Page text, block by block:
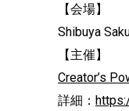
【会場】
Shibuya
【主催】
Creator’s
詳細：